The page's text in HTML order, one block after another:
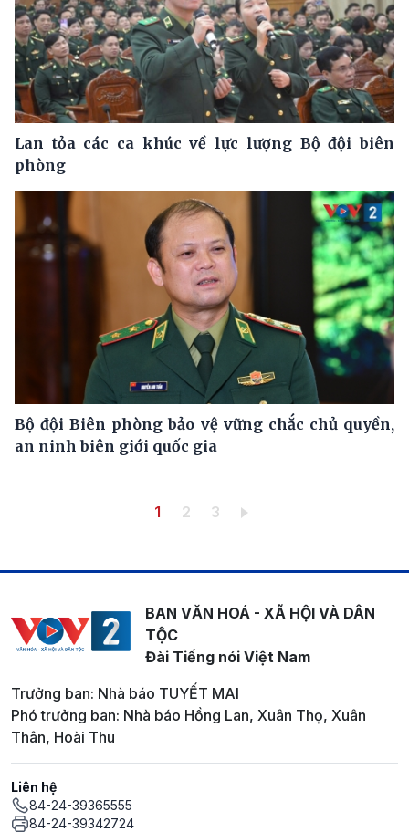
Lan tỏa các ca khúc về lực lượng Bộ đội biên
phòng
Bộ đội Biên phòng bảo vệ vững chắc chủ quyền,
an ninh biên giới quốc gia
Trang hiện thời
1 Trang
2 Trang
3
BAN VĂN HOÁ - XÃ HỘI VÀ DÂN
TỘC
Đài Tiếng nói Việt Nam
Trưởng ban: Nhà báo TUYẾT MAI
Phó trưởng ban: Nhà báo Hồng Lan, Xuân Thọ, Xuân
Thân, Hoài Thu
Liên hệ
84-24-39365555
84-24-39342724